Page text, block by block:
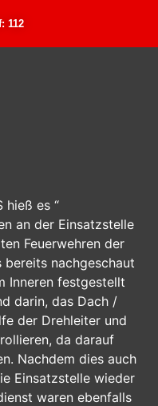
112
hieß es “
an der Einsatzstelle
Feuerwehren der
bereits nachgeschaut
Inneren festgestellt
darin, das Dach /
der Drehleiter und
da darauf
Nachdem dies auch
Einsatzstelle wieder
waren ebenfalls